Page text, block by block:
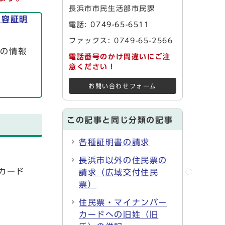
証明
情報
ード
長浜市市民生活部市民課
電話:0749-65-6511
ファックス: 0749-65-2566
電話番号のかけ間違いにご注
意ください！
お問い合わせフォーム
この記事と同じ分類の記事
各種証明書の請求
長浜市以外の住民票の
請求（広域交付住民
票）
住民票・マイナンバー
カードへの旧姓（旧